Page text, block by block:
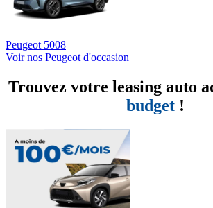
Peugeot 5008
Voir nos Peugeot d'occasion
Trouvez votre leasing auto
budget !